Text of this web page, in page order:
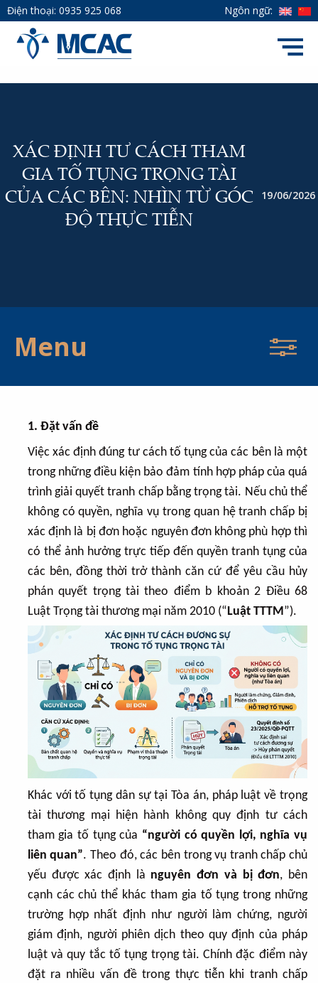
Điện thoại: 0935 925 068 Ngôn ngữ:
XÁC ĐỊNH TƯ CÁCH THAM
GIA TỐ TỤNG TRỌNG TÀI
CỦA CÁC BÊN: NHÌN TỪ GÓC
ĐỘ THỰC TIỄN
19/06/2026
Menu
1. Đặt vấn đề
Việc xác định đúng tư cách tố tụng của các bên là một
trong những điều kiện bảo đảm tính hợp pháp của quá
trình giải quyết tranh chấp bằng trọng tài. Nếu chủ thể
không có quyền, nghĩa vụ trong quan hệ tranh chấp bị
xác định là bị đơn hoặc nguyên đơn không phù hợp thì
có thể ảnh hưởng trực tiếp đến quyền tranh tụng của
các bên, đồng thời trở thành căn cứ để yêu cầu hủy
phán quyết trọng tài theo điểm b khoản 2 Điều 68
Luật Trọng tài thương mại năm 2010 (“Luật TTTM”).
Khác với tố tụng dân sự tại Tòa án, pháp luật về trọng
tài thương mại hiện hành không quy định tư cách
tham gia tố tụng của “người có quyền lợi, nghĩa vụ
liên quan”. Theo đó, các bên trong vụ tranh chấp chủ
yếu được xác định là nguyên đơn và bị đơn, bên
cạnh các chủ thể khác tham gia tố tụng trong những
trường hợp nhất định như người làm chứng, người
giám định, người phiên dịch theo quy định của pháp
luật và quy tắc tố tụng trọng tài. Chính đặc điểm này
đặt ra nhiều vấn đề trong thực tiễn khi tranh chấp